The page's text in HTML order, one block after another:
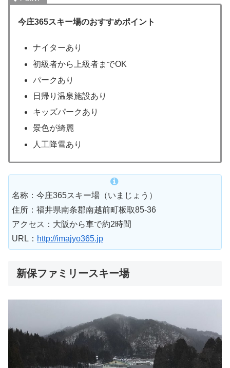
今庄365スキー場のおすすめポイント
ナイターあり
初級者から上級者までOK
パークあり
日帰り温泉施設あり
キッズパークあり
景色が綺麗
人工降雪あり
名称：今庄365スキー場（いまじょう）
住所：福井県南条郡南越前町板取85-36
アクセス：大阪から車で約2時間
URL： http://imajyo365.jp
新保ファミリースキー場